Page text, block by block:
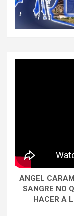
ANGEL
SANGRE NO
HACER A